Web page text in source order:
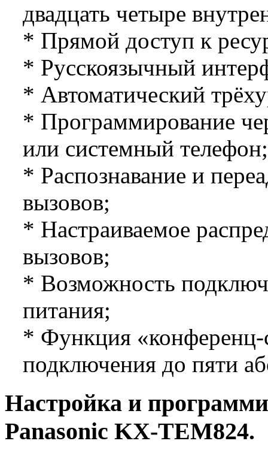
двадцать четыре
* Прямой доступ к
* Русскоязычный
* Автоматический
* Программирование
или системный телефон;
* Распознавание и
вызовов;
* Настраиваемое
вызовов;
* Возможность
питания;
* Функция
подключения до пяти
Настройка и
Panasonic KX-TEM824.